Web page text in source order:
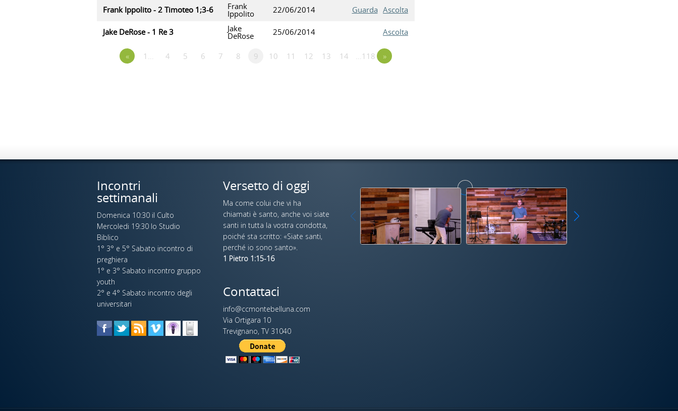
Frank Ippolito - 2 Timoteo 1;3-6 Frank
Ippolito 22/06/2014 Guarda Ascolta
Jake DeRose - 1 Re 3 Jake
DeRose 25/06/2014 Ascolta
« 1… 4 5 6 7 8 9 10 11 12 13 14 …118 »
Incontri
settimanali
Domenica 10:30 il Culto
Mercoledi 19:30 lo Studio
Biblico
1° 3° e 5° Sabato incontro di
preghiera
1° e 3° Sabato incontro gruppo
youth
2° e 4° Sabato incontro degli
universitari
Versetto di oggi
Ma come colui che vi ha
chiamati è santo, anche voi siate
santi in tutta la vostra condotta,
poiché sta scritto: «Siate santi,
perché io sono santo».
1 Pietro 1:15-16
Contattaci
info@ccmontebelluna.com
Via Ortigara 10
Trevignano, TV 31040